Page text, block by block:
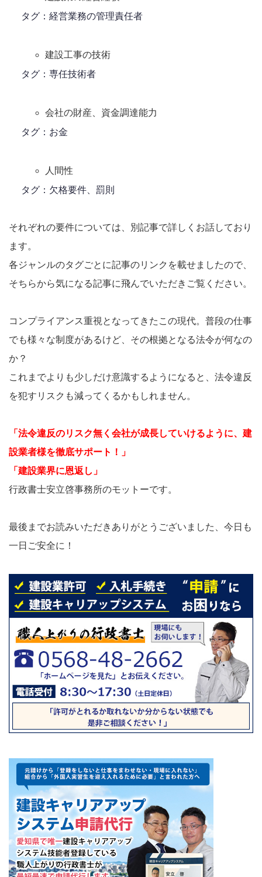
タグ：経営業務の管理責任者
建設工事の技術
タグ：専任技術者
会社の財産、資金調達能力
タグ：お金
人間性
タグ：欠格要件、罰則
それぞれの要件については、別記事で詳しくお話しており
ます。
各ジャンルのタグごとに記事のリンクを載せましたので、
そちらから気になる記事に飛んでいただきご覧ください。
コンプライアンス重視となってきたこの現代。普段の仕事
でも様々な制度があるけど、その根拠となる法令が何なの
か？
これまでよりも少しだけ意識するようになると、法令違反
を犯すリスクも減ってくるかもしれません。
「法令違反のリスク無く会社が成長していけるように、建
設業者様を徹底サポート！」
「建設業界に恩返し」
行政書士安立啓事務所のモットーです。
最後までお読みいただきありがとうございました、今日も
一日ご安全に！